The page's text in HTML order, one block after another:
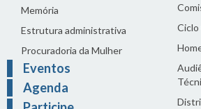
Memória
Estrutura administrativa
Procuradoria da Mulher
Eventos
Agenda